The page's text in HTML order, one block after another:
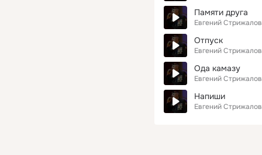
Памяти друга
Евгений Стрижалов
Отпуск
Евгений Стрижалов
Ода камазу
Евгений Стрижалов
Напиши
Евгений Стрижалов